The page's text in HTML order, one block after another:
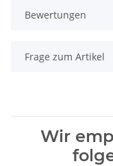
Bewertungen
Frage zum Artikel
Wir